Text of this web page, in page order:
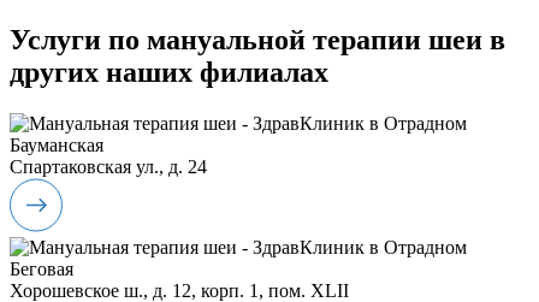
Услуги по мануальной терапии шеи в
других наших филиалах
Бауманская
Спартаковская ул., д. 24
Беговая
Хорошевское ш., д. 12, корп. 1, пом. XLII